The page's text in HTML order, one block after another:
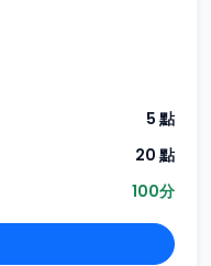
5 點
20 點
100分